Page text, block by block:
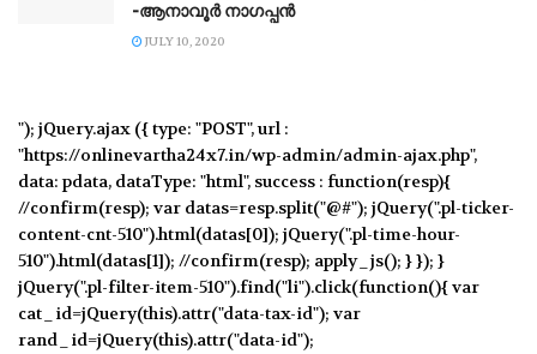
-ആനാവൂര്‍ നാഗപ്പന്‍
JULY 10, 2020
"); jQuery.ajax ({ type: "POST", url :
"https://onlinevartha24x7.in/wp-admin/admin-ajax.php",
data: pdata, dataType: "html", success : function(resp){
//confirm(resp); var datas=resp.split("@#"); jQuery(".pl-ticker-
content-cnt-510").html(datas[0]); jQuery(".pl-time-hour-
510").html(datas[1]); //confirm(resp); apply_js(); } }); }
jQuery(".pl-filter-item-510").find("li").click(function(){ var
cat_id=jQuery(this).attr("data-tax-id"); var
rand_id=jQuery(this).attr("data-id");